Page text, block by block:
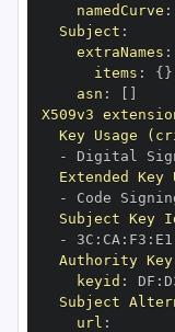
namedCurve :
Subject :
extraNames :
items : { }
asn :
X509v3
Key Usage
-
Extended Key
-
Subject Key
-
3C : CA : F3 : E1
Authority
keyid : DF :
Subject
url :